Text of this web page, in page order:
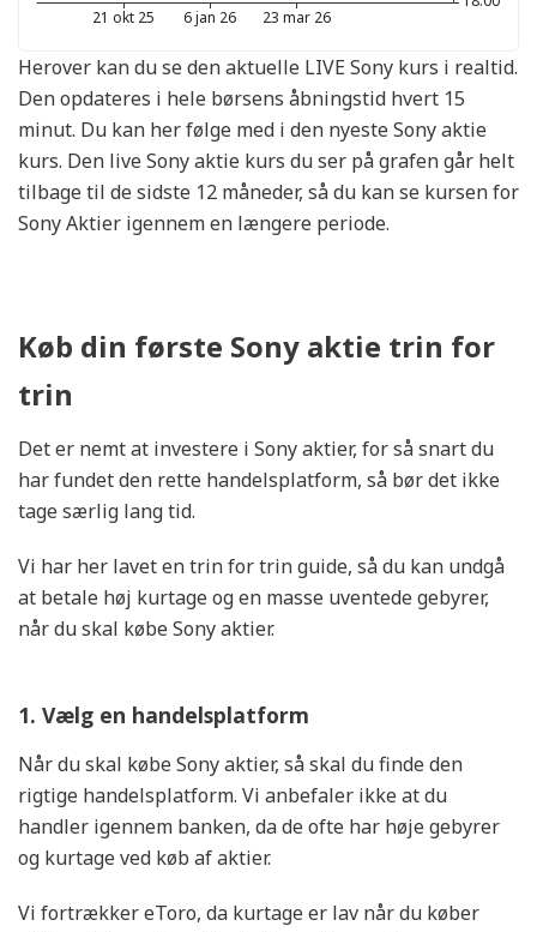
Herover kan du se den aktuelle LIVE Sony kurs i realtid.
Den opdateres i hele børsens åbningstid hvert 15
minut. Du kan her følge med i den nyeste Sony aktie
kurs. Den live Sony aktie kurs du ser på grafen går helt
tilbage til de sidste 12 måneder, så du kan se kursen for
Sony Aktier igennem en længere periode.
Køb din første Sony aktie trin for
trin
Det er nemt at investere i Sony aktier, for så snart du
har fundet den rette handelsplatform, så bør det ikke
tage særlig lang tid.
Vi har her lavet en trin for trin guide, så du kan undgå
at betale høj kurtage og en masse uventede gebyrer,
når du skal købe Sony aktier.
1. Vælg en handelsplatform
Når du skal købe Sony aktier, så skal du finde den
rigtige handelsplatform. Vi anbefaler ikke at du
handler igennem banken, da de ofte har høje gebyrer
og kurtage ved køb af aktier.
Vi fortrækker eToro, da kurtage er lav når du køber